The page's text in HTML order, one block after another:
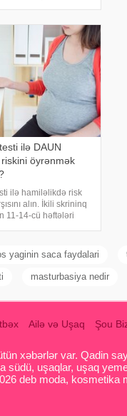
sağlamlıq
ilə DAUN
öyrənmək
ilə hamiləlikdə risk
alın. İkili skrininq
11-14-cü həftələri
yaginin saca faydalari
masturbasiya nedir
Ailə və Uşaq Şou
xəbərlər var. Qadin
südü, uşaqlar, uşaq
deb moda, kosmetika